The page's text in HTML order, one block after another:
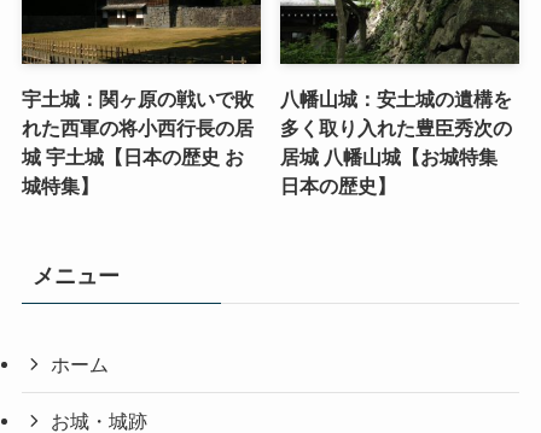
宇土城：関ヶ原の戦いで敗
れた西軍の将小西行長の居
城 宇土城【日本の歴史 お
城特集】
八幡山城：安土城の遺構を
多く取り入れた豊臣秀次の
居城 八幡山城【お城特集
日本の歴史】
メニュー
ホーム
お城・城跡